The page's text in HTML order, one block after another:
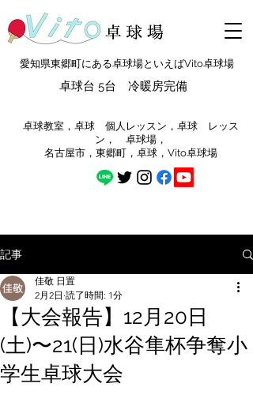
愛知県東郷町にある卓球場といえばVito卓球場
卓球台 5台 冷暖房完備
​卓球教室，卓球 個人レッスン，卓球 レッス
ン， 卓球場，
​名古屋市，東郷町，卓球，Vito卓球場
記事
【大会報告】12月20日
(土)〜21(日)⁡⁡水谷隼杯争奪小
学生卓球大会⁡
佳敬 日置
2月2日 読了時間: 1分